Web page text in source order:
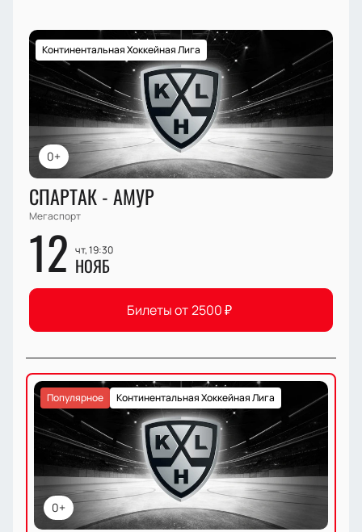
0+
Континентальная Хоккейная Лига
СПАРТАК - АМУР
Мегаспорт
12 чт, 19:30
НОЯБ
Билеты от2500₽
0+
Континентальная Хоккейная Лига
Популярное